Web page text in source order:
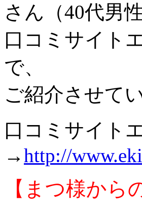
さん（40代男
口コミサイト
で、
ご紹介させて
口コミサイト
→http://
【まつ様から